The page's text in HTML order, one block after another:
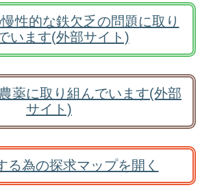
性的な鉄欠乏の問題に取り
います(外部サイト)
薬に取り組んでいます(外部
サイト)
る為の探求マップを開く